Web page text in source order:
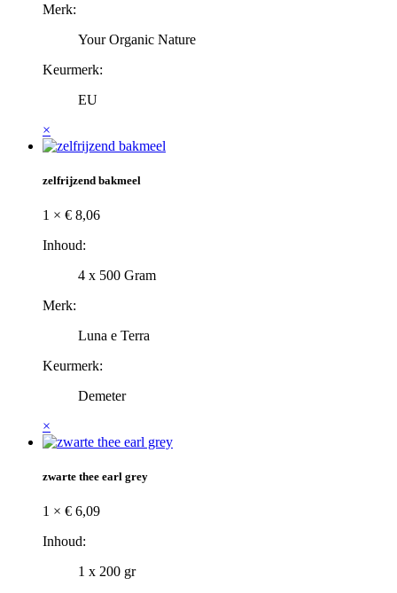
Merk:
Your Organic Nature
Keurmerk:
EU
×
zelfrijzend bakmeel
1 × € 8,06
Inhoud:
4 x 500 Gram
Merk:
Luna e Terra
Keurmerk:
Demeter
×
zwarte thee earl grey
1 × € 6,09
Inhoud:
1 x 200 gr